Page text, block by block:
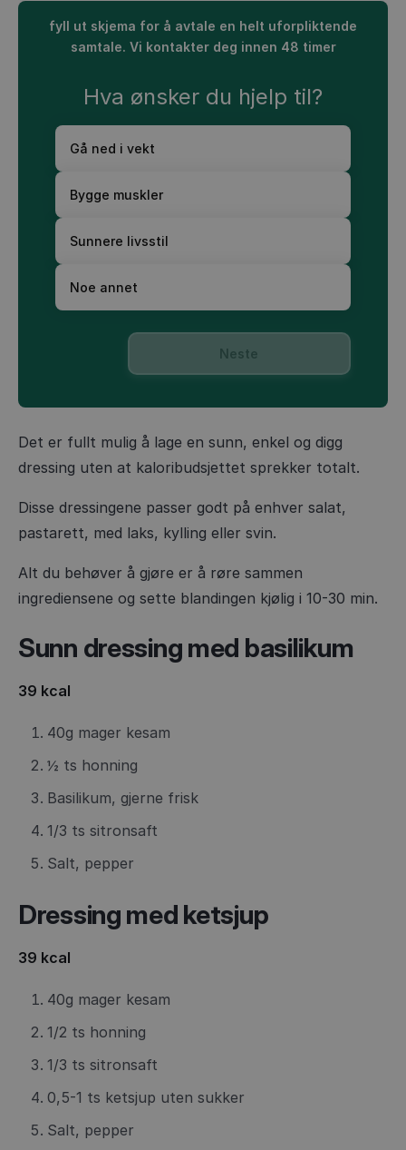
fyll ut skjema for å avtale en helt uforpliktende
samtale. Vi kontakter deg innen 48 timer
Hva ønsker du hjelp til?
Gå ned i vekt
Bygge muskler
Sunnere livsstil
Noe annet
Neste
Det er fullt mulig å lage en sunn, enkel og digg
dressing uten at kaloribudsjettet sprekker totalt.
Disse dressingene passer godt på enhver salat,
pastarett, med laks, kylling eller svin.
Alt du behøver å gjøre er å røre sammen
ingrediensene og sette blandingen kjølig i 10-30 min.
Sunn dressing med basilikum
39 kcal
40g mager kesam
½ ts honning
Basilikum, gjerne frisk
1/3 ts sitronsaft
Salt, pepper
Dressing med ketsjup
39 kcal
40g mager kesam
1/2 ts honning
1/3 ts sitronsaft
0,5-1 ts ketsjup uten sukker
Salt, pepper